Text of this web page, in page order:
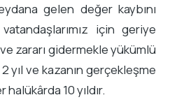
gelen değer kaybını
için geriye
zararı gidermekle yükümlü
yıl ve kazanın gerçekleşme
10 yıldır.